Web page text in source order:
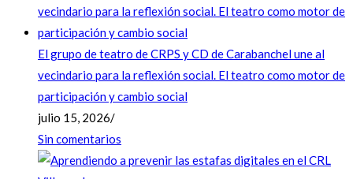
El grupo de teatro de CRPS y CD de Carabanchel une al
vecindario para la reflexión social. El teatro como motor de
participación y cambio social
julio 15, 2026/
Sin comentarios